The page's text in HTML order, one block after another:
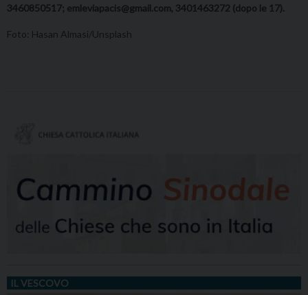
3460850517; emleviapacis@gmail.com, 3401463272 (dopo le 17).
Foto: Hasan Almasi/Unsplash
IL VESCOVO